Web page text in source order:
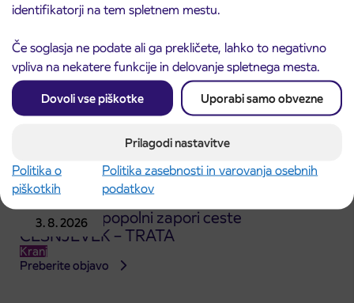
identifikatorji na tem spletnem mestu.
Če soglasja ne podate ali ga prekličete, lahko to negativno
vpliva na nekatere funkcije in delovanje spletnega mesta.
Dovoli vse piškotke Uporabi samo obvezne
Prilagodi nastavitve
Politika o
piškotkih
Politika zasebnosti in varovanja osebnih
podatkov
3. 8. 2026
Obvestilo o popolni zapori ceste
ČEŠNJEVEK – TRATA
Kranj
Preberite objavo